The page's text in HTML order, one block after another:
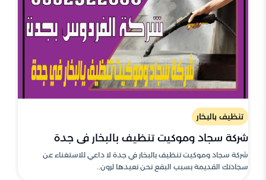
تنظيف بالبخار
شركة سجاد وموكيت تنظيف بالبخار في جدة
شركة سجاد وموكيت تنظيف بالبخار في جدة لا داعي للاستغناء عن
سجادتك القديمة بسبب البقع نحن نعيدها لرون..